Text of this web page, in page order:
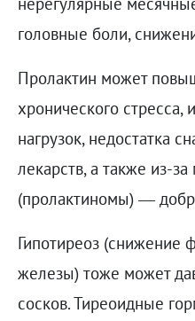
головные боли,
Пролактин может
хронического стресса,
нагрузок, недостатка
лекарств, а также из-
(пролактиномы) —
Гипотиреоз (снижение
железы) тоже может
сосков. Тиреоидные